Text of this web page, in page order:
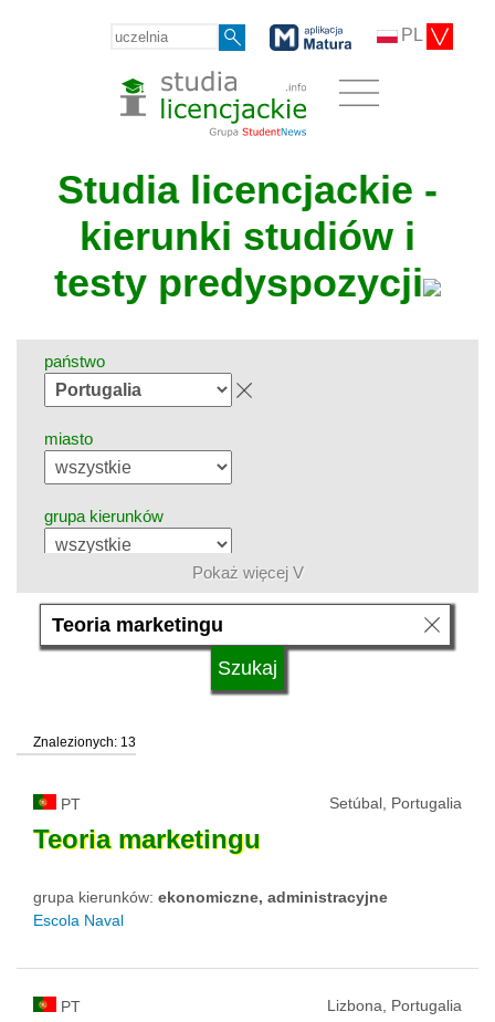
PL
Studia licencjackie -
kierunki studiów i
testy predyspozycji
państwo
miasto
grupa kierunków
język
typ uczelni
status uczelni
Pokaż więcej V
Znalezionych: 13
PT Setúbal, Portugalia
Teoria marketingu
grupa kierunków: ekonomiczne, administracyjne
Escola Naval
PT Lizbona, Portugalia